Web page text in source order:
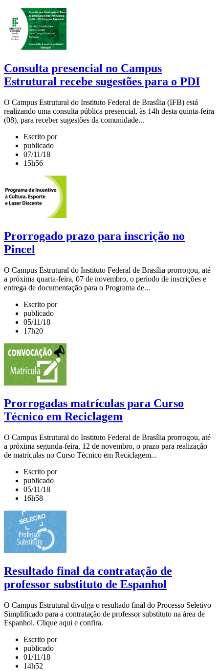
Consulta presencial no Campus
Estrutural recebe sugestões para o PDI
O Campus Estrutural do Instituto Federal de Brasília (IFB) está
realizando uma consulta pública presencial, às 14h desta quinta-feira
(08), para receber sugestões da comunidade...
Escrito por
publicado
07/11/18
15h56
Prorrogado prazo para inscrição no
Pincel
O Campus Estrutural do Instituto Federal de Brasília prorrogou, até
a próxima quarta-feira, 07 de novembro, o período de inscrições e
entrega de documentação para o Programa de...
Escrito por
publicado
05/11/18
17h20
Prorrogadas matrículas para Curso
Técnico em Reciclagem
O Campus Estrutural do Instituto Federal de Brasília prorrogou, até
a próxima segunda-feira, 12 de novembro, o prazo para realização
de matrículas no Curso Técnico em Reciclagem...
Escrito por
publicado
05/11/18
16h58
Resultado final da contratação de
professor substituto de Espanhol
O Campus Estrutural divulga o resultado final do Processo Seletivo
Simplificado para a contratação de professor substituto na área de
Espanhol. Clique aqui e confira.
Escrito por
publicado
01/11/18
14h52